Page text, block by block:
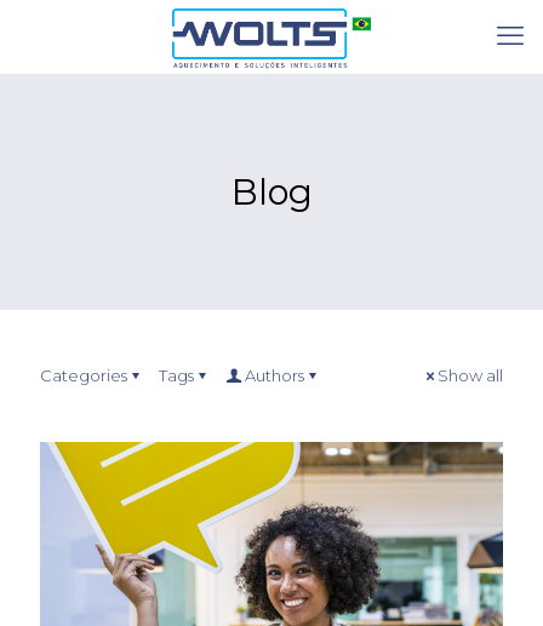
Blog
Categories Tags Authors Show all